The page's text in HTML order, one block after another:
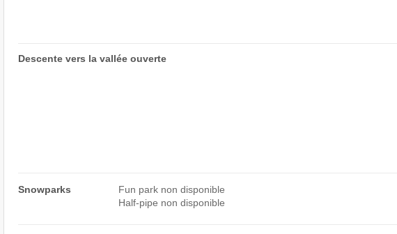
Descente vers la vallée ouverte
Snowparks
Fun park non disponible
Half-pipe non disponible